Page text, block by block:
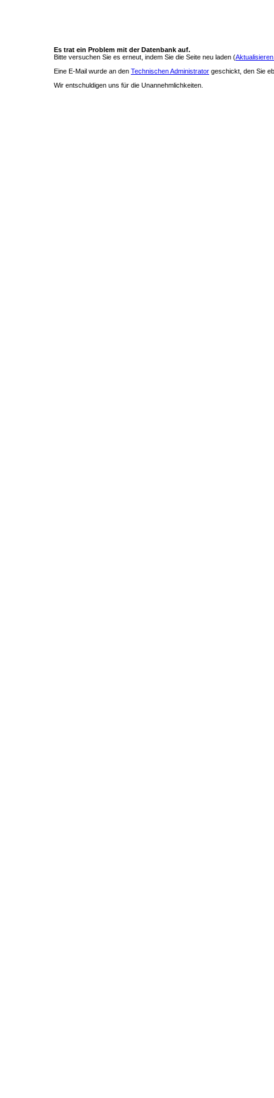
Es trat ein Problem mit der Datenbank auf.
Bitte versuchen Sie es erneut, indem Sie die Seite neu laden (
Eine E-Mail wurde an den Technischen Administrator geschickt, den Sie
Wir entschuldigen uns für die Unannehmlichkeiten.